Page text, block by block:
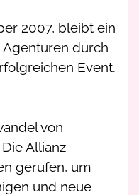
2007, bleibt ein
Agenturen durch
Event.
von
Allianz
gerufen, um
und neue